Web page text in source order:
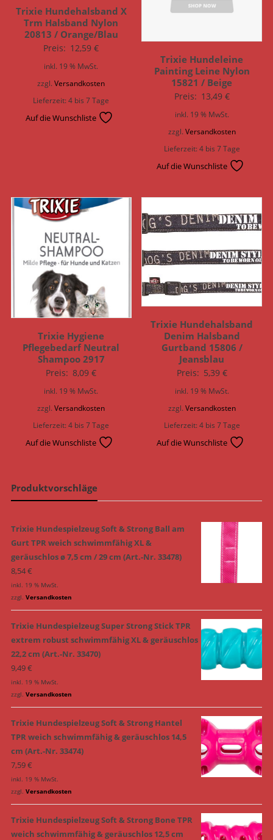
Trixie Hundehalsband X
Trm Halsband Nylon
20813 / Orange/Blau
Preis: 12,59€
inkl. 19 % MwSt.
zzgl.Versandkosten
Lieferzeit:4 bis 7 Tage
Auf die Wunschliste
Trixie Hundeleine
Painting Leine Nylon
15821 / Beige
Preis: 13,49 €
inkl. 19 % MwSt.
zzgl. Versandkosten
Lieferzeit:4 bis 7 Tage
Auf die Wunschliste
Trixie Hygiene
Pflegebedarf Neutral
Shampoo 2917
Preis: 8,09€
inkl. 19 % MwSt.
zzgl.Versandkosten
Lieferzeit:4 bis 7 Tage
Auf die Wunschliste
Trixie Hundehalsband
Denim Halsband
Gurtband 15806 /
Jeansblau
Preis: 5,39 €
inkl. 19 % MwSt.
zzgl. Versandkosten
Lieferzeit:4 bis 7 Tage
Auf die Wunschliste
Produktvorschläge
Trixie Hundespielzeug Soft & Strong Ball am
Gurt TPR weich schwimmfähig XL &
geräuschlos ø 7,5 cm / 29 cm (Art.-Nr. 33478)
8,54€
inkl. 19 % MwSt.
zzgl. Versandkosten
Trixie Hundespielzeug Super Strong Stick TPR
extrem robust schwimmfähig XL & geräuschlos
22,2 cm (Art.-Nr. 33470)
9,49€
inkl. 19 % MwSt.
zzgl. Versandkosten
Trixie Hundespielzeug Soft & Strong Hantel
TPR weich schwimmfähig & geräuschlos 14,5
cm (Art.-Nr. 33474)
7,59€
inkl. 19 % MwSt.
zzgl. Versandkosten
Trixie Hundespielzeug Soft & Strong Bone TPR
weich schwimmfähig & geräuschlos 12,5 cm